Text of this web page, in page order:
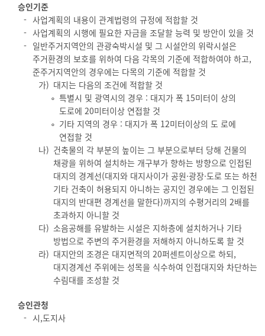
승인기준
사업계획의 내용이 관계법령의 규정에 적합할 것
사업계획의 시행에 필요한 자금을 조달할 능력 및 방안이 있을 것
일반주거지역안의 관광숙박시설 및 그 시설안의 위락시설은
주거환경의 보호를 위하여 다음 각목의 기준에 적합하여야 하고,
준주거지역안의 경우에는 다목의 기준에 적합할 것
가) 대지는 다음의 조건에 적합할 것
특별시 및 광역시의 경우 : 대지가 폭 15미터이 상의
도로에 20미터이상 연접할 것
기타 지역의 경우 : 대지가 폭 12미터이상의 도 로에
연접할 것
나) 건축물의 각 부분의 높이는 그 부분으로부터 당해 건물의
채광을 위하여 설치하는 개구부가 향하는 방향으로 인접된
대지의 경계선(대지와 대지사이가 공원·광장·도로 또는 하천
기타 건축이 허용되지 아니하는 공지인 경우에는 그 인접된
대지의 반대편 경계선을 말한다)까지의 수평거리의 2배를
초과하지 아니할 것
다) 소음공해를 유발하는 시설은 지하층에 설치하거나 기타
방법으로 주변의 주거환경을 저해하지 아니하도록 할 것
라) 대지안의 조경은 대지면적의 20퍼센트이상으로 하되,
대지경계선 주위에는 성목을 식수하여 인접대지와 차단하는
수림대를 조성할 것
승인관청
시,도지사